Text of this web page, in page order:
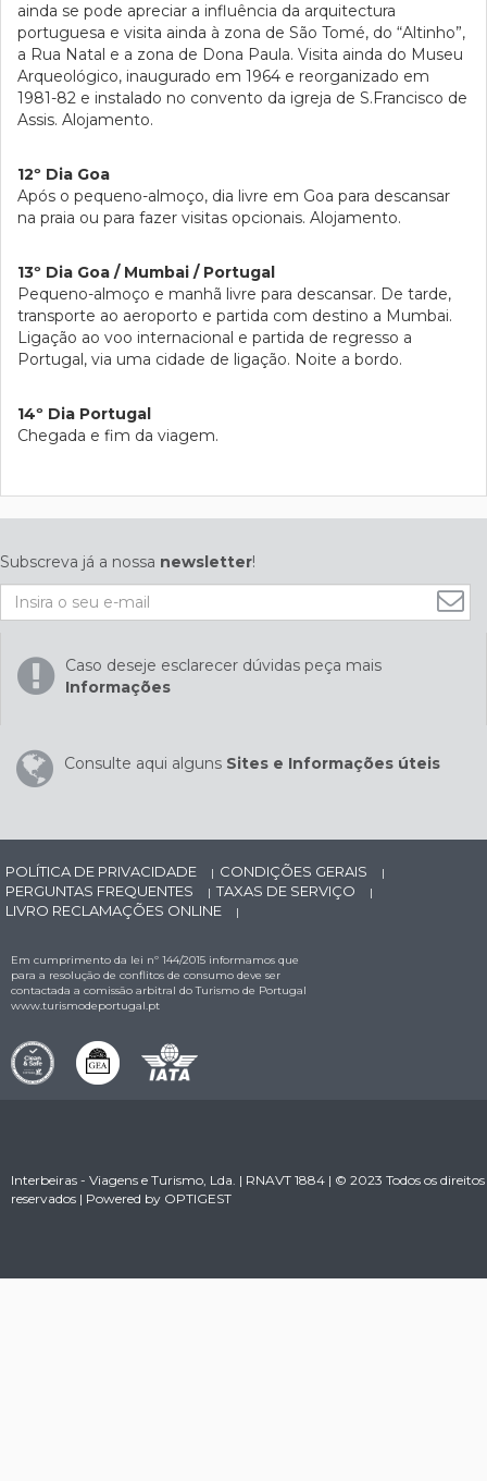
ainda se pode apreciar a influência da arquitectura
portuguesa e visita ainda à zona de São Tomé, do “Altinho”,
a Rua Natal e a zona de Dona Paula. Visita ainda do Museu
Arqueológico, inaugurado em 1964 e reorganizado em
1981-82 e instalado no convento da igreja de S.Francisco de
Assis. Alojamento.
12º Dia Goa
Após o pequeno-almoço, dia livre em Goa para descansar
na praia ou para fazer visitas opcionais. Alojamento.
13º Dia Goa / Mumbai / Portugal
Pequeno-almoço e manhã livre para descansar. De tarde,
transporte ao aeroporto e partida com destino a Mumbai.
Ligação ao voo internacional e partida de regresso a
Portugal, via uma cidade de ligação. Noite a bordo.
14º Dia Portugal
Chegada e fim da viagem.
Subscreva já a nossa newsletter!
Caso deseje esclarecer dúvidas peça mais
Informações
Consulte aqui alguns Sites e Informações úteis
POLÍTICA DE PRIVACIDADE | CONDIÇÕES GERAIS |
PERGUNTAS FREQUENTES | TAXAS DE SERVIÇO |
LIVRO RECLAMAÇÕES ONLINE |
Em cumprimento da lei nº 144/2015 informamos que
para a resolução de conflitos de consumo deve ser
contactada a comissão arbitral do Turismo de Portugal
www.turismodeportugal.pt
Interbeiras - Viagens e Turismo, Lda. | RNAVT 1884 | © 2023 Todos os direitos
reservados | Powered by OPTIGEST